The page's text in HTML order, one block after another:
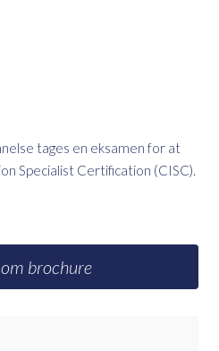
tages en eksamen for at
Specialist Certification (CISC).
brochure